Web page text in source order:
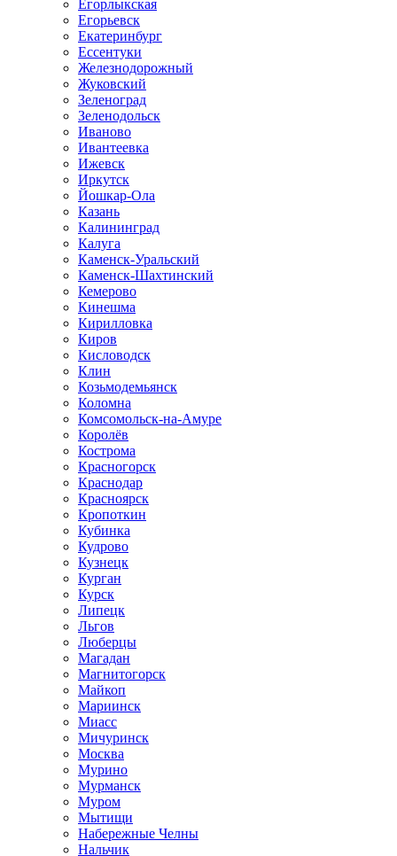
Егорлыкская
Егорьевск
Екатеринбург
Ессентуки
Железнодорожный
Жуковский
Зеленоград
Зеленодольск
Иваново
Ивантеевка
Ижевск
Иркутск
Йошкар-Ола
Казань
Калининград
Калуга
Каменск-Уральский
Каменск-Шахтинский
Кемерово
Кинешма
Кирилловка
Киров
Кисловодск
Клин
Козьмодемьянск
Коломна
Комсомольск-на-Амуре
Королёв
Кострома
Красногорск
Краснодар
Красноярск
Кропоткин
Кубинка
Кудрово
Кузнецк
Курган
Курск
Липецк
Льгов
Люберцы
Магадан
Магнитогорск
Майкоп
Мариинск
Миасс
Мичуринск
Москва
Мурино
Мурманск
Муром
Мытищи
Набережные Челны
Нальчик